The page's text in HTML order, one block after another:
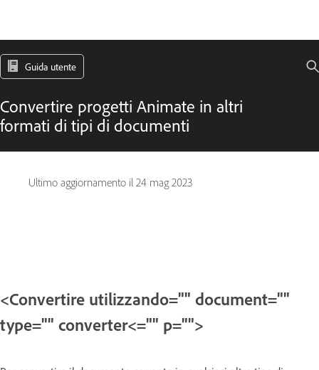
Guida utente
Convertire progetti Animate in altri
formati di tipi di documenti
Ultimo aggiornamento il 24 mag 2023
<Convertire utilizzando="" document=""
type="" converter<="" p="">